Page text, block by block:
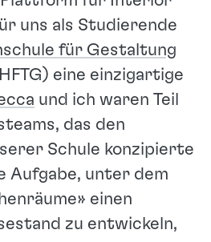
uns als Studierende
für Gestaltung
eine einzigartige
und ich waren Teil
das den
Schule konzipierte
Aufgabe, unter dem
einen
zu entwickeln,